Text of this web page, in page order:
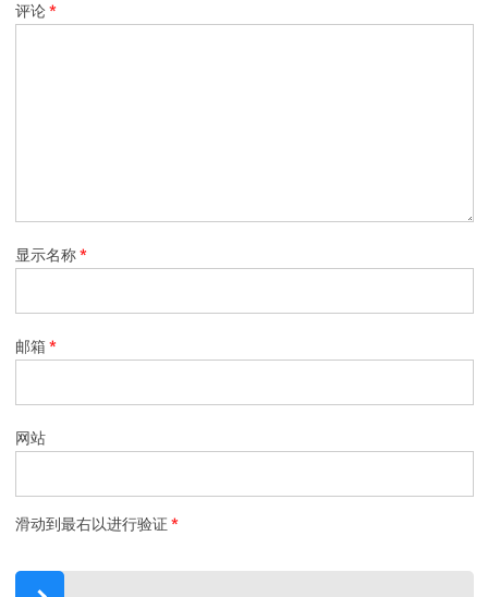
评论*
显示名称*
邮箱*
网站
滑动到最右以进行验证 *